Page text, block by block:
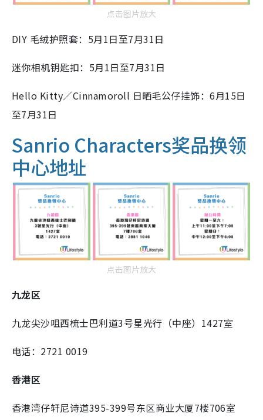
点击图片放大
DIY 毛绒护照套：5月1日至7月31日
迷你相机钥匙扣：5月1日至7月31日
Hello Kitty／Cinnamoroll 日晒毛公仔挂饰：6月15日
至7月31日
Sanrio Characters奖品换领
中心地址
点击图片放大
九龙区
九龙尖沙咀西梳士巴利道3号星光行（中座）1427室
电话：2721 0019
香港区
香港湾仔轩尼诗道395-399号东区商业大厦7楼706室